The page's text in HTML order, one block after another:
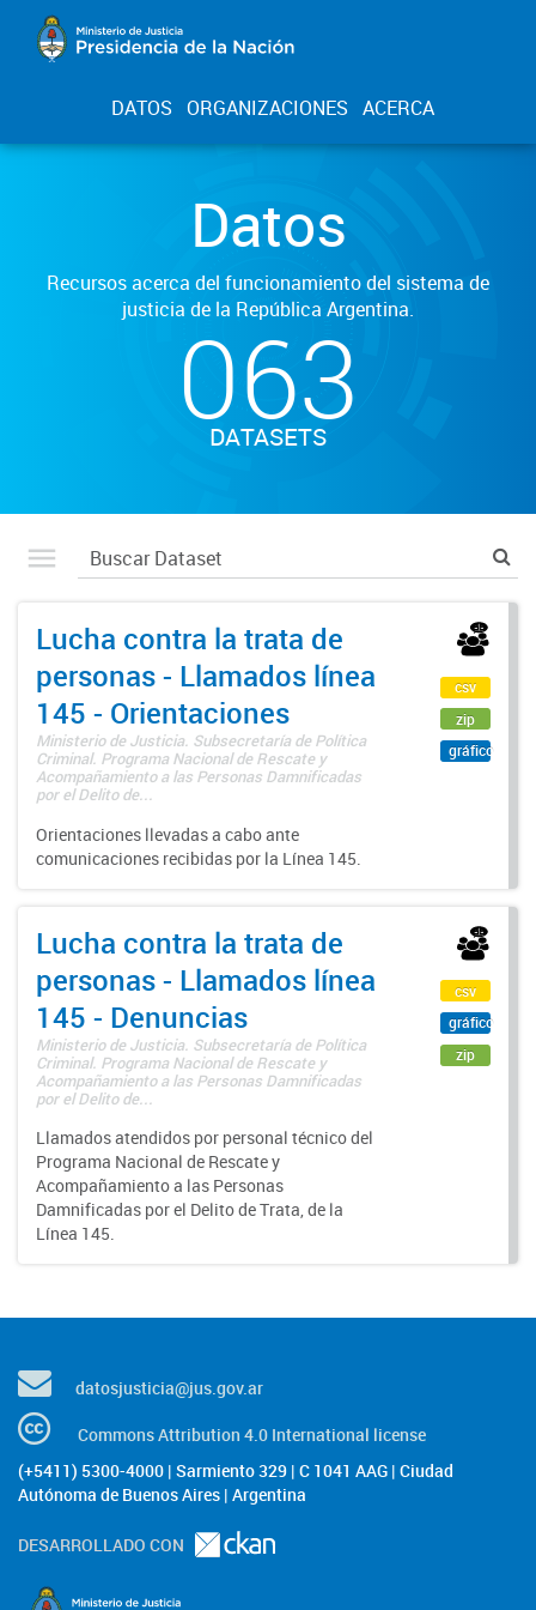
DATOS ORGANIZACIONES ACERCA
Datos
Recursos acerca del funcionamiento del sistema de
justicia de la República Argentina.
063
DATASETS
Lucha contra la trata de
personas - Llamados línea
145 - Orientaciones
Ministerio de Justicia. Subsecretaría de Política
Criminal. Programa Nacional de Rescate y
Acompañamiento a las Personas Damnificadas
por el Delito de...
Orientaciones llevadas a cabo ante
comunicaciones recibidas por la Línea 145.
csv
zip
gráfico
Lucha contra la trata de
personas - Llamados línea
145 - Denuncias
Ministerio de Justicia. Subsecretaría de Política
Criminal. Programa Nacional de Rescate y
Acompañamiento a las Personas Damnificadas
por el Delito de...
Llamados atendidos por personal técnico del
Programa Nacional de Rescate y
Acompañamiento a las Personas
Damnificadas por el Delito de Trata, de la
Línea 145.
csv
gráfico
zip
datosjusticia@jus.gov.ar
Commons Attribution 4.0 International license
(+5411) 5300-4000 | Sarmiento 329 | C 1041 AAG | Ciudad
Autónoma de Buenos Aires | Argentina
DESARROLLADO CON